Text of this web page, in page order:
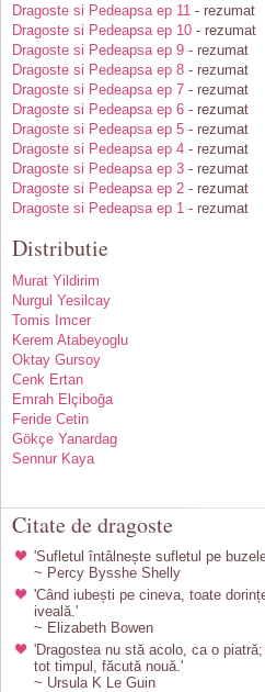
Dragoste si Pedeapsa ep 11 - rezumat
Dragoste si Pedeapsa ep 10 - rezumat
Dragoste si Pedeapsa ep 9 - rezumat
Dragoste si Pedeapsa ep 8 - rezumat
Dragoste si Pedeapsa ep 7 - rezumat
Dragoste si Pedeapsa ep 6 - rezumat
Dragoste si Pedeapsa ep 5 - rezumat
Dragoste si Pedeapsa ep 4 - rezumat
Dragoste si Pedeapsa ep 3 - rezumat
Dragoste si Pedeapsa ep 2 - rezumat
Dragoste si Pedeapsa ep 1 - rezumat
Distributie
Murat Yildirim
Nurgul Yesilcay
Tomis Imcer
Kerem Atabeyoglu
Oktay Gursoy
Cenk Ertan
Emrah Elçiboğa
Feride Cetin
Gökçe Yanardag
Sennur Kaya
Citate de dragoste
'Sufletul întâlnește sufletul pe
~ Percy Bysshe Shelly
'Când iubești pe cineva, toate
iveală.'
~ Elizabeth Bowen
'Dragostea nu stă acolo, ca o
tot timpul, făcută nouă.'
~ Ursula K Le Guin